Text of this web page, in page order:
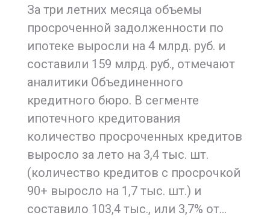
За три летних месяца объемы
просроченной задолженности по
ипотеке выросли на 4 млрд. руб. и
составили 159 млрд. руб., отмечают
аналитики Объединенного
кредитного бюро. В сегменте
ипотечного кредитования
количество просроченных кредитов
выросло за лето на 3,4 тыс. шт.
(количество кредитов с просрочкой
90+ выросло на 1,7 тыс. шт.) и
составило 103,4 тыс., или 3,7% от…